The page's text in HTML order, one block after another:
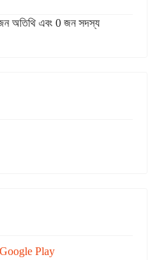
অতিথি এবং 0 জন সদস্য